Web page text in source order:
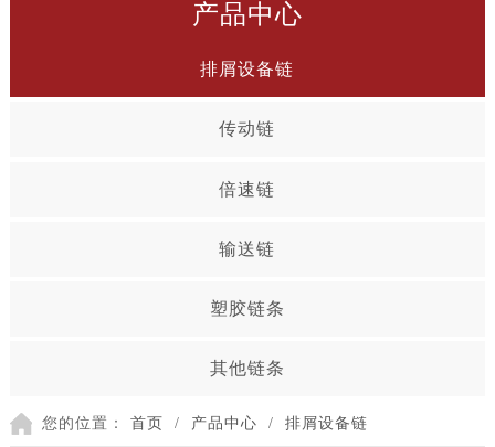
产品中心
排屑设备链
传动链
倍速链
输送链
塑胶链条
其他链条
您的位置： 首页 / 产品中心 / 排屑设备链